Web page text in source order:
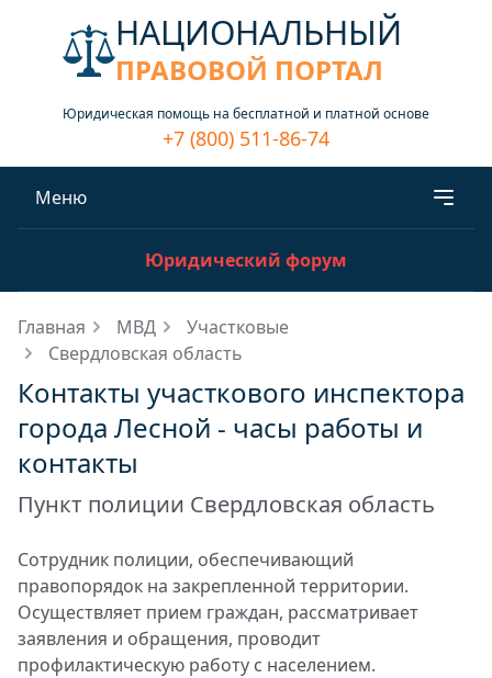
НАЦИОНАЛЬНЫЙ
ПРАВОВОЙ ПОРТАЛ
Юридическая помощь на бесплатной и платной основе
+7 (800) 511-86-74
Меню
Юридический форум
Главная МВД
Участковые
Свердловская область
Контакты участкового инспектора
города Лесной - часы работы и
контакты
Пункт полиции Свердловская область
Сотрудник полиции, обеспечивающий
правопорядок на закрепленной территории.
Осуществляет прием граждан, рассматривает
заявления и обращения, проводит
профилактическую работу с населением.